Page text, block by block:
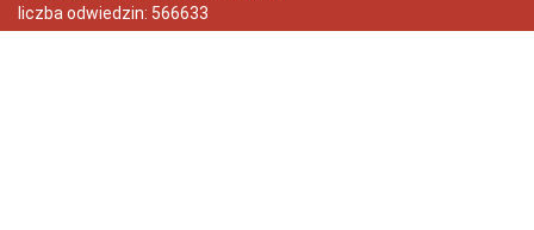
Jak
załatwić
liczba odwiedzin: 566633